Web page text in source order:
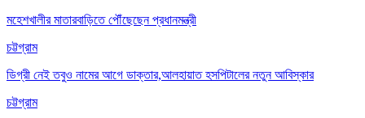
মহেশখালীর মাতারবাড়িতে পৌঁছেছেন প্রধানমন্ত্রী
চট্টগ্রাম
ডিগ্রী নেই তবুও নামের আগে ডাক্তার,আলহায়াত হসপিটালের নতুন আবিস্কার
চট্টগ্রাম